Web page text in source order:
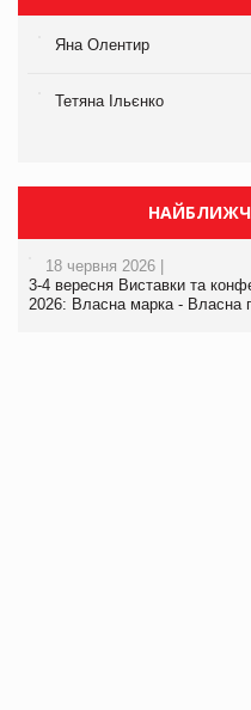
Яна Олентир
Тетяна Ільєнко
18 червня 2026 |
3-4 вересня Виставки та
2026: Власна марка - Власна